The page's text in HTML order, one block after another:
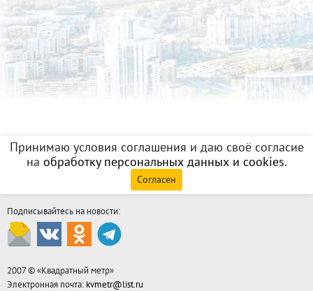
Принимаю условия соглашения и даю своё согласие
на обработку персональных данных и cookies.
Согласен
Подписывайтесь на новости:
2007 © «Квадратный метр»
Электронная почта: kvmetr@list.ru